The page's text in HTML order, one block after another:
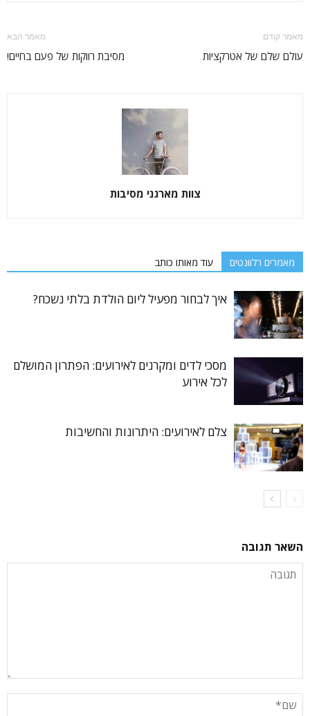
מאמר קודם
עולם שלם של אטרקציות
מאמר הבא
מסיבת רווקות של פעם בחיים!
צוות מארגני מסיבות
מאמרים רלוונטים עוד מאותו כותב
איך לבחור מפעיל ליום הולדת בלתי נשכח?
מסכי לדים ומקרנים לאירועים: הפתרון המושלם
לכל אירוע
צלם לאירועים: היתרונות והחשיבות
השאר תגובה